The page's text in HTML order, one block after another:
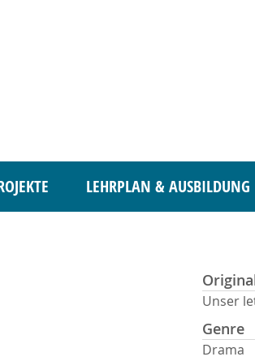
LEHRPLAN & AUSBILDUNG
Unser
Genre
Drama